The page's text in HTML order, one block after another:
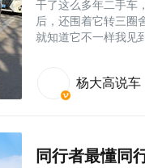
干了这么多年二手车
后，还围着它转三圈
就知道它不一样我见
杨大高说车
同行者最懂同